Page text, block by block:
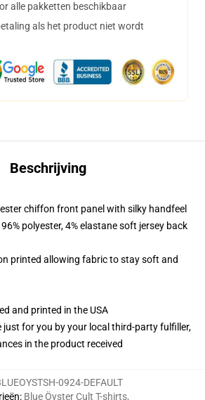
alle pakketten beschikbaar
als het product niet wordt
Beschrijving
chiffon front panel with silky handfeel
polyester, 4% elastane soft jersey back
printed allowing fabric to stay soft and
and printed in the USA
just for you by your local third-party fulfiller,
in the product received
0924-DEFAULT
: Blue Öyster Cult T-shirts,